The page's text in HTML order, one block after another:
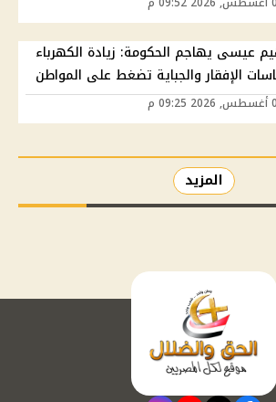
عيسى يهاجم الحكومة: زيادة الكهرباء
الإفقار والجباية تضغط على المواطن
المزيد